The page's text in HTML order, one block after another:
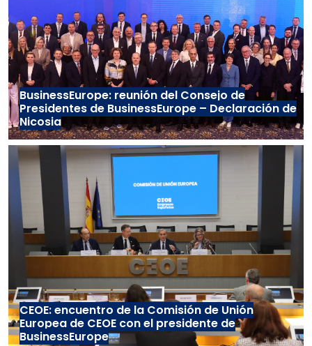
BusinessEurope: reunión del Consejo de
Presidentes de BusinessEurope – Declaración de
Nicosia
CEOE: encuentro de la Comisión de Unión
Europea de CEOE con el presidente de
BusinessEurope